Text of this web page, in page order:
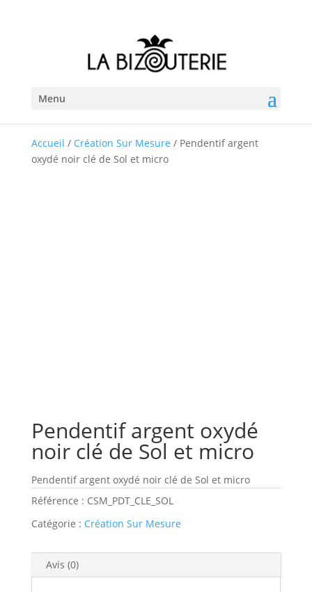
Menu
Accueil / Création Sur Mesure / Pendentif argent
oxydé noir clé de Sol et micro
Pendentif argent oxydé
noir clé de Sol et micro
Pendentif argent oxydé noir clé de Sol et micro
Référence : CSM_PDT_CLE_SOL
Catégorie : Création Sur Mesure
Avis (0)